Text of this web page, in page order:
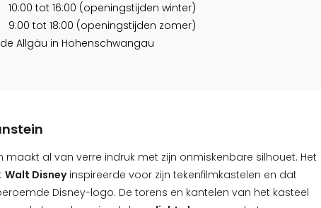
10:00 tot 16:00 (openingstijden winter)
9:00 tot 18:00 (openingstijden zomer)
Allgäu in Hohenschwangau
maakt al van verre indruk met zijn onmiskenbare silhouet. Het
Walt Disneyinspireerde voor zijn tekenfilmkastelen en dat
Disney-logo. De torens en kantelen van het kasteel